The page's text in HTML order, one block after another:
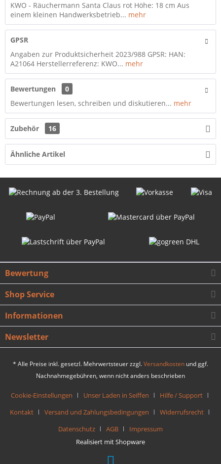
KWO - Räuchermann Santa Claus rot Höhe: 18 cm Aus
einem kleinen Handwerksbetrieb... mehr
GPSR
Angaben zur Produktsicherheit 2023/988 GPSR: HAN:
A21064 Herstellerreferenz: KWO... mehr
Bewertungen
0
Bewertungen lesen, schreiben und diskutieren... mehr
Zubehör 16
Ähnliche Artikel
Bewertung
Shop Service
Informationen
Newsletter
* Alle Preise inkl. gesetzl. Mehrwertsteuer zzgl.Versandkosten und ggf.
Nachnahmegebühren, wenn nicht anders beschrieben
Cookie-Einstellungen Unser Laden in Seiffen
Hilfe / Support
Kontakt
Versand und Zahlungsbedingungen
Widerrufsrecht
Datenschutz
AGB
Impressum
Realisiert mit Shopware